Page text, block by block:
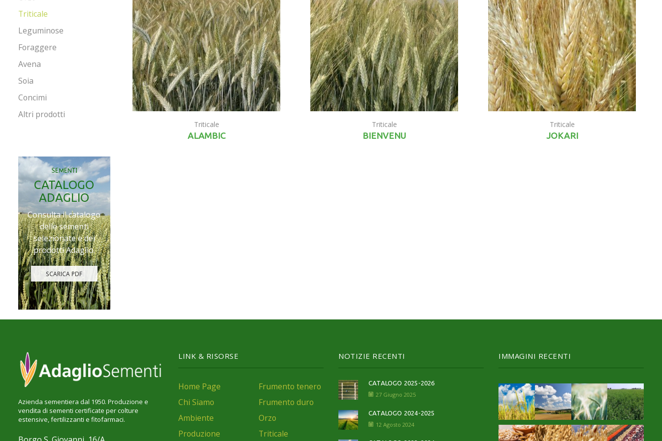
Triticale
ALAMBIC
Triticale
BIENVENU
Triticale
JOKARI
Triticale
Leguminose
Foraggere
Avena
Soia
Concimi
Altri prodotti
SEMENTI
CATALOGO
ADAGLIO
Consulta il catalogo
delle sementi
selezionate e dei
prodotti Adaglio.
SCARICA PDF
Azienda sementiera dal 1950. Produzione e
vendita di sementi certificate per colture
estensive, fertilizzanti e fitofarmaci.
LINK & RISORSE
Home Page
Chi Siamo
Ambiente
Produzione
Frumento tenero
Frumento duro
Orzo
Triticale
NOTIZIE RECENTI
CATALOGO 2025-2026
27 Giugno 2025
CATALOGO 2024-2025
12 Agosto 2024
IMMAGINI RECENTI